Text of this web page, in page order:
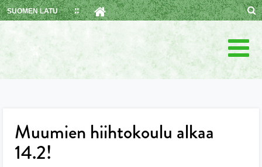
Skip
to
SUOMEN LATU
Muumien hiihtokoulu alkaa
14.2!